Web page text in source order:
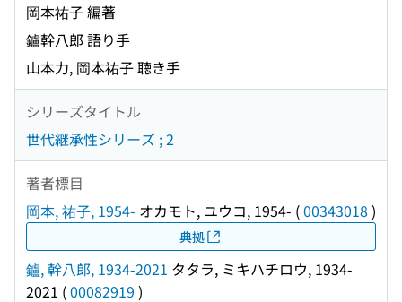
岡本祐子 編著
鑪幹八郎 語り手
山本力, 岡本祐子 聴き手
シリーズタイトル
世代継承性シリーズ ; 2
著者標目
岡本, 祐子, 1954- オカモト, ユウコ, 1954- (00343018 )
典拠
鑪, 幹八郎, 1934-2021 タタラ, ミキハチロウ, 1934-
2021 (00082919 )